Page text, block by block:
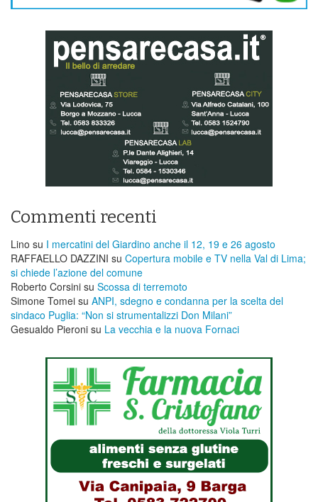
Commenti recenti
Lino su I mercatini del Giardino anche il 12, 19 e 26 agosto
RAFFAELLO DAZZINI su ​Copertura mobile e TV nella Val di Lima;
si chiede l’azione del comune
Roberto Corsini su Scossa di terremoto
Simone Tomei su ANPI, sdegno e condanna per la scelta del
sindaco Puglia: “Non si strumentalizzi Don Milani”
Gesualdo Pieroni su La vecchia e la nuova Fornaci